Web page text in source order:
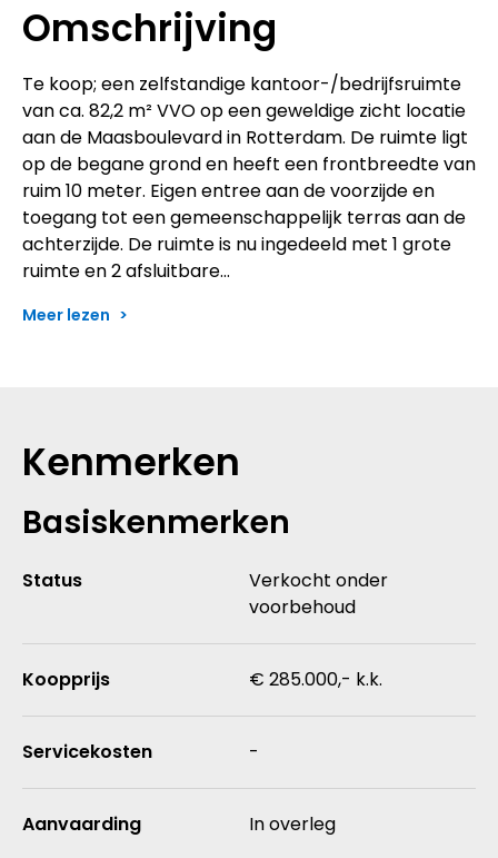
Omschrijving
Te koop; een zelfstandige kantoor-/bedrijfsruimte
van ca. 82,2 m² VVO op een geweldige zicht locatie
aan de Maasboulevard in Rotterdam. De ruimte ligt
op de begane grond en heeft een frontbreedte van
ruim 10 meter. Eigen entree aan de voorzijde en
toegang tot een gemeenschappelijk terras aan de
achterzijde. De ruimte is nu ingedeeld met 1 grote
ruimte en 2 afsluitbare…
Meer lezen
Kenmerken
Basiskenmerken
Status
Verkocht onder
voorbehoud
Koopprijs € 285.000,- k.k.
Servicekosten -
Aanvaarding In overleg